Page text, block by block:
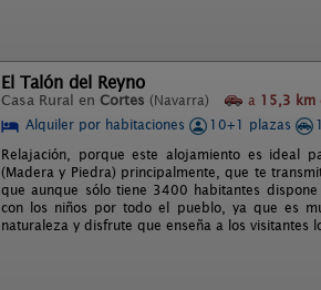
El Talón del Reyno
Casa Rural en Cortes (Navarra) a 15,3 km
Alquiler por habitaciones
10+1 plazas
Relajación, porque este alojamiento es ideal
(Madera y Piedra) principalmente, que te
que aunque sólo tiene 3400 habitantes
con los niños por todo el pueblo, ya que es
naturaleza y disfrute que enseña a los visitantes